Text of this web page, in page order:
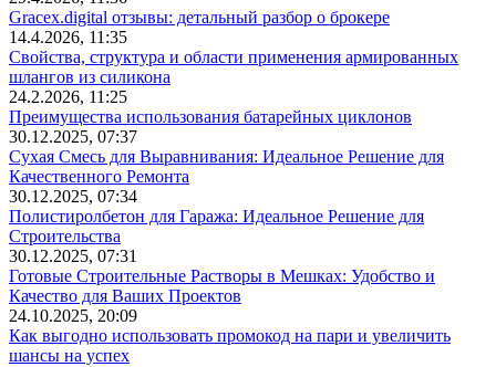
Gracex.digital отзывы: детальный разбор о брокере
14.4.2026, 11:35
Свойства, структура и области применения армированных
шлангов из силикона
24.2.2026, 11:25
Преимущества использования батарейных циклонов
30.12.2025, 07:37
Сухая Смесь для Выравнивания: Идеальное Решение для
Качественного Ремонта
30.12.2025, 07:34
Полистиролбетон для Гаража: Идеальное Решение для
Строительства
30.12.2025, 07:31
Готовые Строительные Растворы в Мешках: Удобство и
Качество для Ваших Проектов
24.10.2025, 20:09
Как выгодно использовать промокод на пари и увеличить
шансы на успех